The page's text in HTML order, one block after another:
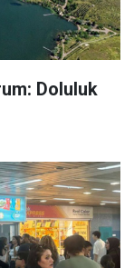
Doluluk